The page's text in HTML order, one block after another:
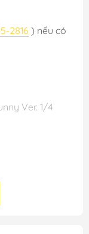
2816 ) nếu có
Ver. 1/4
2024